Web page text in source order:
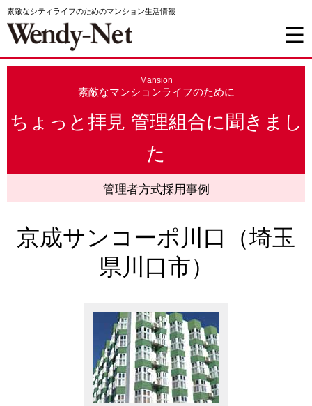
素敵なシティライフのためのマンション生活情報
Mansion
素敵なマンションライフのために
ちょっと拝見 管理組合に聞きまし
た
管理者方式採用事例
京成サンコーポ川口（埼玉
県川口市）